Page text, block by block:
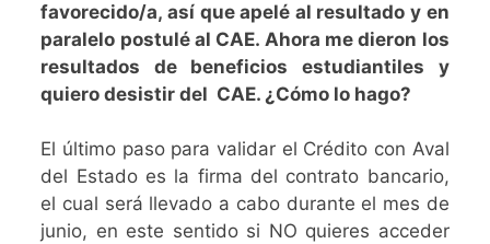
favorecido/a, así que apelé al resultado y en
paralelo postulé al CAE. Ahora me dieron los
resultados de beneficios estudiantiles y
quiero desistir del CAE. ¿Cómo lo hago?
El último paso para validar el Crédito con Aval
del Estado es la firma del contrato bancario,
el cual será llevado a cabo durante el mes de
junio, en este sentido si NO quieres acceder